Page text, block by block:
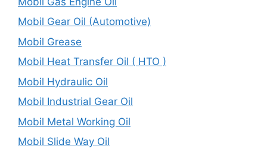
Mobil Gear Oil (Automotive)
Mobil Grease
Mobil Heat Transfer Oil ( HTO )
Mobil Hydraulic Oil
Mobil Industrial Gear Oil
Mobil Metal Working Oil
Mobil Slide Way Oil